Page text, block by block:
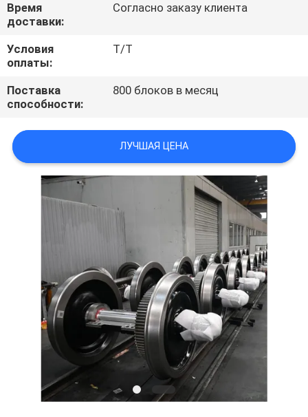
СЛУЧАИ
SITEMAP
POLICY
Время
доставки:
Согласно заказу клиента
Условия
оплаты:
Т/Т
Поставка
способности:
800 блоков в месяц
ЛУЧШАЯ ЦЕНА